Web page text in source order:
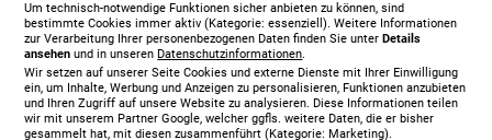
Jensen Diplomat Lean Motorbett 180 x 200 cm, KT
Um technisch-notwendige Funktionen sicher anbieten zu können, sind
bestimmte Cookies immer aktiv (Kategorie: essenziell). Weitere Informationen
zur Verarbeitung Ihrer personenbezogenen Daten finden Sie unterDetails
ansehen und in unserenDatenschutzinformationen.
Wir setzen auf unserer Seite Cookies und externe Dienste mit Ihrer Einwilligung
ein, um Inhalte, Werbung und Anzeigen zu personalisieren, Funktionen anzubieten
und Ihren Zugriff auf unsere Website zu analysieren. Diese Informationen teilen
wir mit unserem Partner Google, welcher ggfls. weitere Daten, die er bisher
gesammelt hat, mit diesen zusammenführt (Kategorie: Marketing).